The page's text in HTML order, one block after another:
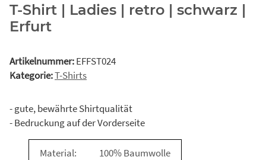
T-Shirt | Ladies | retro | schwarz |
Erfurt
Artikelnummer:EFFST024
Kategorie:T-Shirts
- gute, bewährte Shirtqualität
- Bedruckung auf der Vorderseite
Material: 100% Baumwolle